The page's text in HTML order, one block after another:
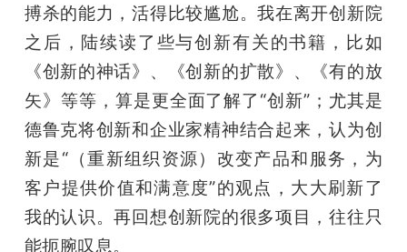
搏杀的能力，活得比较尴尬。我在离开创新院
之后，陆续读了些与创新有关的书籍，比如
《创新的神话》、《创新的扩散》、《有的放
矢》等等，算是更全面了解了“创新”；尤其是
德鲁克将创新和企业家精神结合起来，认为创
新是“（重新组织资源）改变产品和服务，为
客户提供价值和满意度”的观点，大大刷新了
我的认识。再回想创新院的很多项目，往往只
能扼腕叹息。